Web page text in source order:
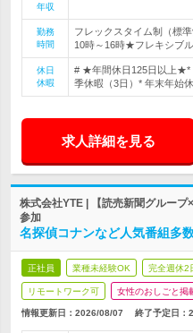
年収
勤務
時間
フレックスタイム制（標
10時～16時★フレキシブ
休日
休暇
# ★年間休日125日以上★*
季休暇（3日）* 年末年始
求人詳細を見る
株式会社YTE | 【読売新聞グルー
参加
名探偵コナンなど人気番組多
正社員 業種未経験OK 完全週休2
リモートワーク可 女性のおしごと掲
情報更新日：2026/08/07 終了予定日：